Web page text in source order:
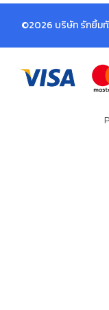
©2026 บริษัท รักยิ้มทั